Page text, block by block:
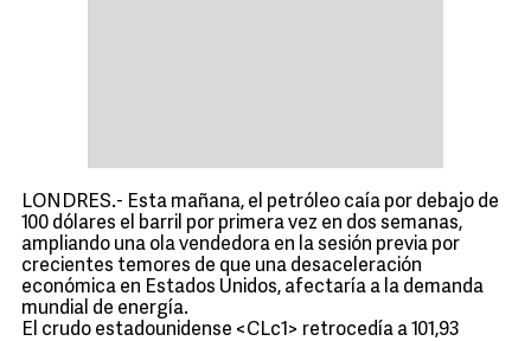
LONDRES.- Esta mañana, el petróleo caía por debajo de
100 dólares el barril por primera vez en dos semanas,
ampliando una ola vendedora en la sesión previa por
crecientes temores de que una desaceleración
económica en Estados Unidos, afectaría a la demanda
mundial de energía.
El crudo estadounidense <CLc1> retrocedía a 101,93